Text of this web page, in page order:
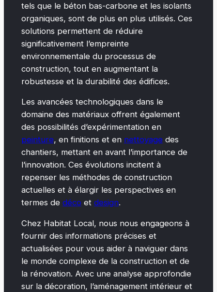
tels que le béton bas-carbone et les isolants
organiques, sont de plus en plus utilisés. Ces
solutions permettent de réduire
significativement l’empreinte
environnementale du processus de
construction, tout en augmentant la
robustesse et la durabilité des édifices.
Les avancées technologiques dans le
domaine des matériaux offrent également
des possibilités d’expérimentation en
peinture, en finitions et en nettoyage des
chantiers, mettant en avant l’importance de
l’innovation. Ces évolutions incitent à
repenser les méthodes de construction
actuelles et à élargir les perspectives en
termes de déco et design.
Chez Habitat Local, nous nous engageons à
fournir des informations précises et
actualisées pour vous aider à naviguer dans
le monde complexe de la construction et de
la rénovation. Avec une analyse approfondie
sur la décoration, l’aménagement intérieur et